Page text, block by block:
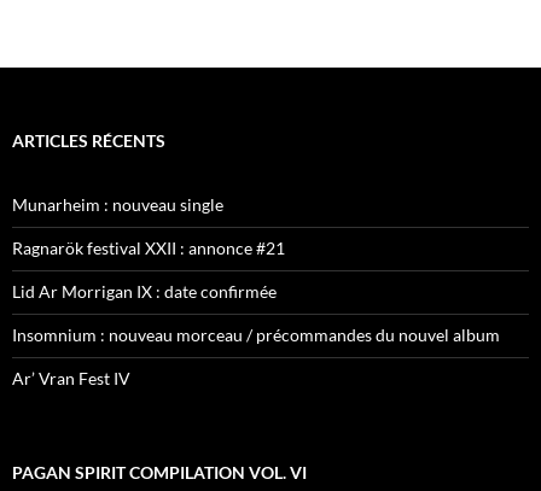
ARTICLES RÉCENTS
Munarheim : nouveau single
Ragnarök festival XXII : annonce #21
Lid Ar Morrigan IX : date confirmée
Insomnium : nouveau morceau / précommandes du nouvel album
Ar’ Vran Fest IV
PAGAN SPIRIT COMPILATION VOL. VI